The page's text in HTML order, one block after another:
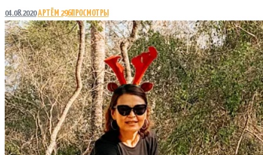
04.08.2020АРТЁМ 296ПРОСМОТРЫ